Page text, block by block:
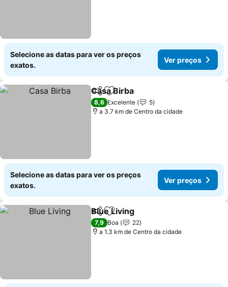
Selecione as datas para ver os preços
exatos.
Ver preços
PartilharAdicionar aos favoritos
Casa Birba
8,6 Excelente
5
a 3.7 km de Centro da cidade
Selecione as datas para ver os preços
exatos.
Ver preços
PartilharAdicionar aos favoritos
Blue Living
7,9 Boa
22
a 1.3 km de Centro da cidade